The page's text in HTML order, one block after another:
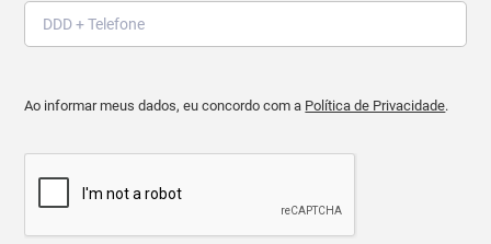
Ao informar meus dados, eu concordo com a Política de Privacidade.